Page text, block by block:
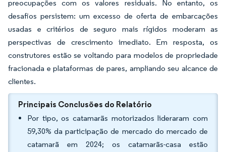
preocupações com os valores residuais. No entanto, os
desafios persistem: um excesso de oferta de embarcações
usadas e critérios de seguro mais rígidos moderam as
perspectivas de crescimento imediato. Em resposta, os
construtores estão se voltando para modelos de propriedade
fracionada e plataformas de pares, ampliando seu alcance de
clientes.
Principais Conclusões do Relatório
Por tipo, os catamarãs motorizados lideraram com
59,30% da participação de mercado do mercado de
catamarã em 2024; os catamarãs-casa estão